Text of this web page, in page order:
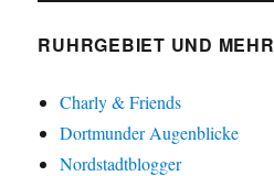
RUHRGEBIET UND MEHR
Charly & Friends
Dortmunder Augenblicke
Nordstadtblogger